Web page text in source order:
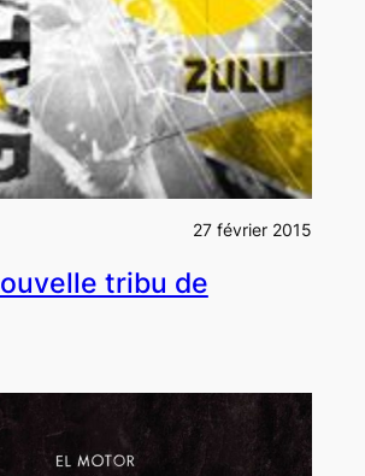
27 février 2015
tribu de